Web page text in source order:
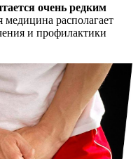
очень редким
медицина располагает
и профилактики